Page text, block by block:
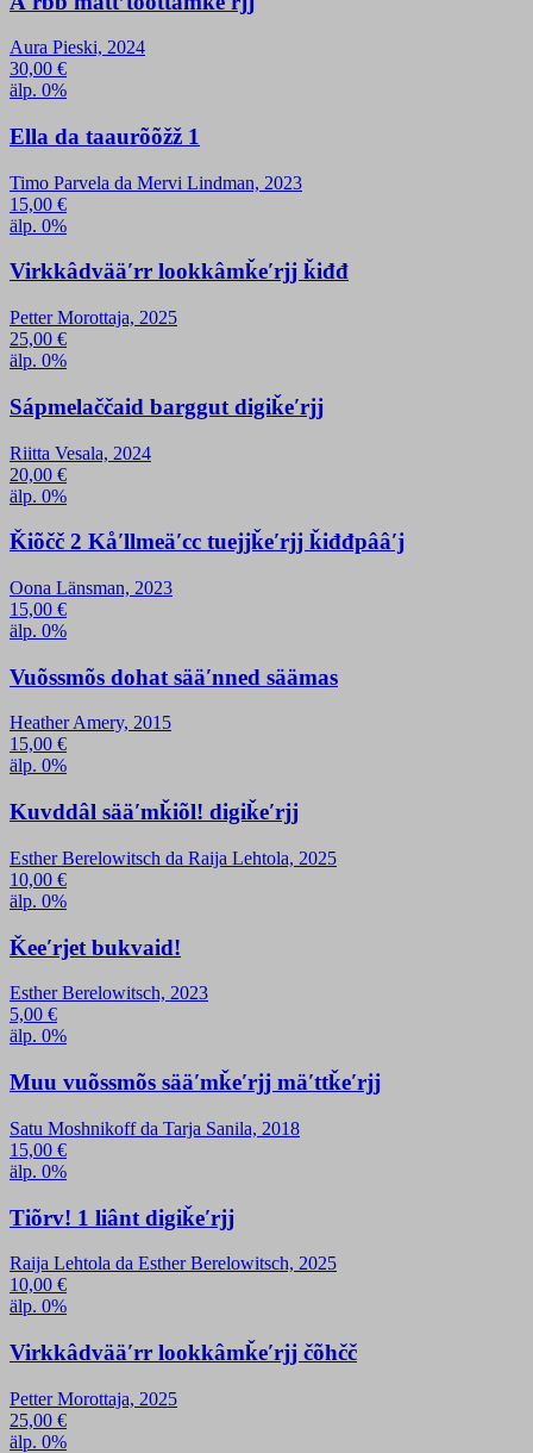
Aura Pieski, 2024
30,00 €
älp. 0%
Ella da taaurõõžž 1
Timo Parvela da Mervi Lindman, 2023
15,00 €
älp. 0%
Virkkâdvääʹrr lookkâmǩeʹrjj ǩiđđ
Petter Morottaja, 2025
25,00 €
älp. 0%
Sápmelaččaid barggut digiǩeʹrjj
Riitta Vesala, 2024
20,00 €
älp. 0%
Ǩiõčč 2 Kåʹllmeäʹcc tuejjǩeʹrjj ǩiđđpââʹj
Oona Länsman, 2023
15,00 €
älp. 0%
Vuõssmõs dohat sääʹnned säämas
Heather Amery, 2015
15,00 €
älp. 0%
Kuvddâl sääʹmǩiõl! digiǩeʹrjj
Esther Berelowitsch da Raija Lehtola, 2025
10,00 €
älp. 0%
Ǩeeʹrjet bukvaid!
Esther Berelowitsch, 2023
5,00 €
älp. 0%
Muu vuõssmõs sääʹmǩeʹrjj mäʹttǩeʹrjj
Satu Moshnikoff da Tarja Sanila, 2018
15,00 €
älp. 0%
Tiõrv! 1 liânt digiǩeʹrjj
Raija Lehtola da Esther Berelowitsch, 2025
10,00 €
älp. 0%
Virkkâdvääʹrr lookkâmǩeʹrjj čõhčč
Petter Morottaja, 2025
25,00 €
älp. 0%